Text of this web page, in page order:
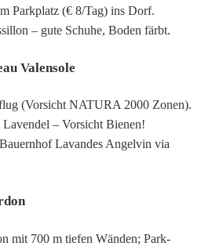
Parkplatz (€ 8/Tag) ins Dorf.
– gute Schuhe, Boden färbt.
Valensole
(Vorsicht NATURA 2000 Zonen).
– Vorsicht Bienen!
Lavandes Angelvin via
mit 700 m tiefen Wänden; Park-